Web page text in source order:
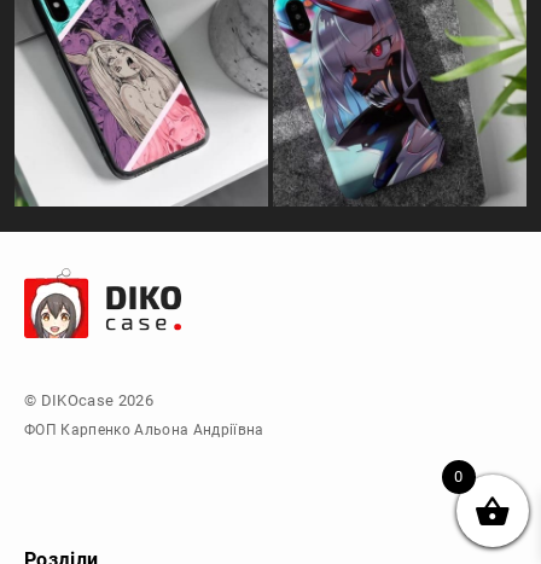
© DIKOcase 2026
ФОП Карпенко Альона Андріївна
0